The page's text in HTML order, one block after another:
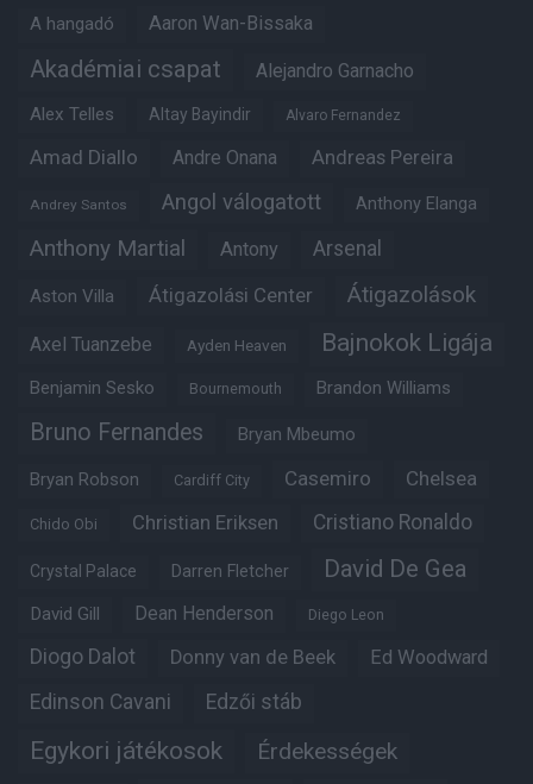
A hangadó Aaron Wan-Bissaka
Akadémiai csapat Alejandro Garnacho
Alex Telles Altay Bayindir Alvaro Fernandez
Amad Diallo Andre Onana Andreas Pereira
Andrey Santos Angol válogatott Anthony Elanga
Anthony Martial Antony Arsenal
Aston Villa Átigazolási Center Átigazolások
Axel Tuanzebe Ayden Heaven Bajnokok Ligája
Benjamin Sesko Bournemouth Brandon Williams
Bruno Fernandes Bryan Mbeumo
Bryan Robson Cardiff City Casemiro Chelsea
Chido Obi Christian Eriksen Cristiano Ronaldo
Crystal Palace Darren Fletcher David De Gea
David Gill Dean Henderson Diego Leon
Diogo Dalot Donny van de Beek Ed Woodward
Edinson Cavani Edzői stáb
Egykori játékosok Érdekességek